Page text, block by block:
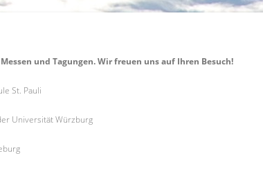
und Tagungen. Wir freuen uns auf Ihren Besuch!
St. Pauli
Universität Würzburg